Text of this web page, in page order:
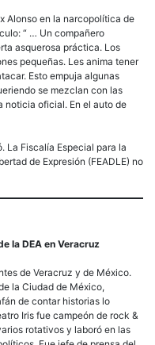
Alonso en la narcopolítica de
“ … Un compañero
asquerosa práctica. Los
pequeñas. Les anima tener
Esto empuja algunas
se mezclan con las
noticia oficial. En el auto de
La Fiscalía Especial para la
de Expresión (FEADLE) no
la DEA en Veracruz
de Veracruz y de México.
la Ciudad de México,
de contar historias lo
Iris fue campeón de rock &
rotativos y laboró en las